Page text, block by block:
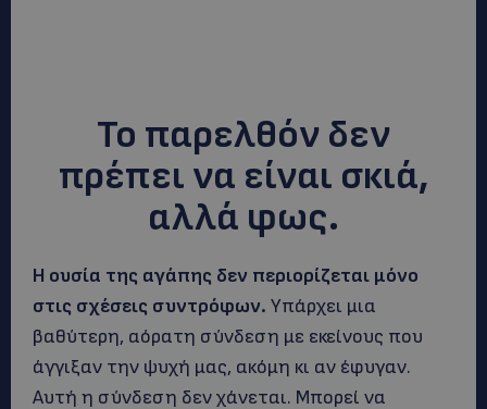
Το παρελθόν δεν
πρέπει να είναι σκιά,
αλλά φως.
Η ουσία της αγάπης δεν περιορίζεται μόνο
στις σχέσεις συντρόφων. Υπάρχει μια
βαθύτερη, αόρατη σύνδεση με εκείνους που
άγγιξαν την ψυχή μας, ακόμη κι αν έφυγαν.
Αυτή η σύνδεση δεν χάνεται. Μπορεί να